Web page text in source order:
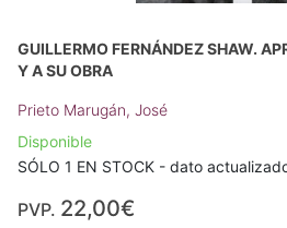
GUILLERMO FERNÁNDEZ SHAW.
Y A SU OBRA
Prieto Marugán, José
Disponible
SÓLO 1 EN STOCK - dato
PVP. 22,00€